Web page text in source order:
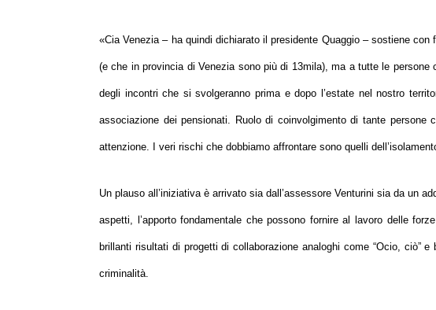
«Cia Venezia – ha quindi dichiarato il presidente Quaggio –sostiene con
(e che in provincia di Venezia sono più di 13mila), ma a tutte le
degli incontri che si svolgeranno prima e dopo l’estate nel nostro
associazione dei pensionati. Ruolo di coinvolgimento di tante
attenzione. I veri rischi che dobbiamo affrontare sono quelli
Un plauso all’iniziativa è arrivato sia dall’assessore Venturini sia da un
aspetti, l’apporto fondamentale che possono fornire al lavoro delle
brillanti risultati di progetti di collaborazione analoghi come “Ocio, ciò” e
criminalità.